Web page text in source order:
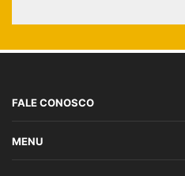
FALE CONOSCO
MENU